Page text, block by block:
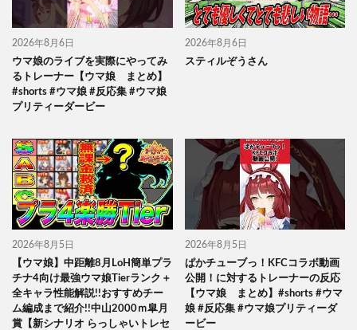
2026年8月6日
ウマ娘のライブを実際にやってみ
るトレーナー【ウマ娘 まとめ】
#shorts #ウマ娘 #反応集 #ウマ娘
プリティーダービー
2026年8月6日
スティルぞうさん
2026年8月5日
【ウマ娘】中距離8月LoH簡単プラ
チナ4向け最強ウマ娘Tierランク＋
全キャラ性能解説!!おすすめチー
ム編成まで紹介!!中山2000ｍ皐月
賞【新シナリオ らっしゃいトレセ
2026年8月5日
ぱかチューブっ！KFCコラボ動画
公開！に対するトレーナーの反応
【ウマ娘 まとめ】#shorts #ウマ
娘 #反応集 #ウマ娘プリティーダ
ービー